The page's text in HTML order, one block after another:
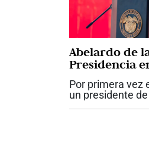
Abelardo de
Presidencia
ofensiva
corrupción
Por primera vez
un presidente